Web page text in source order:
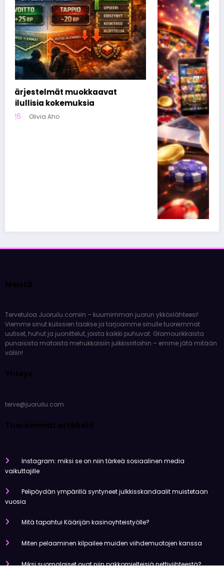
Meistä
uutiset, huhut ja juonittelut, joista kaikki puhuvat. Glamourikkaista
väliin!
terve@juoruilu.com
Tuoreimmat artikkelit
vaikuttajille
Pelipöydän ympärillä syntyneet julkkisskandaalit muistetaan